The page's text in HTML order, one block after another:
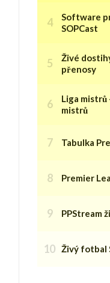
Software
SOPCast
Živé
přenosy
Liga
mistrů
Tabulka
Premier
PPStream
Živý fotbal